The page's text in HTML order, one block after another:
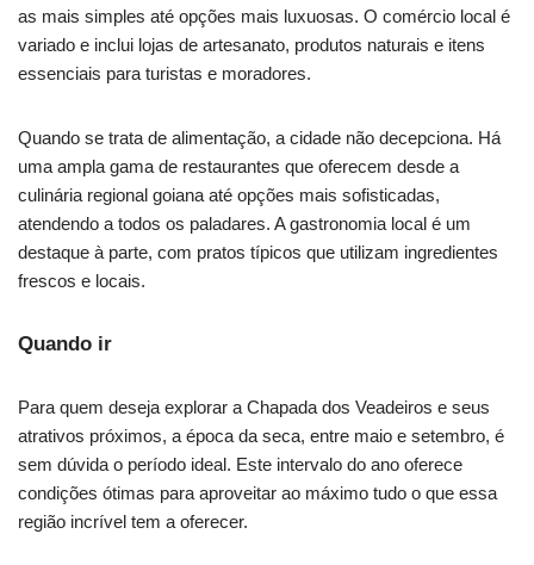
as mais simples até opções mais luxuosas. O comércio local é
variado e inclui lojas de artesanato, produtos naturais e itens
essenciais para turistas e moradores.
Quando se trata de alimentação, a cidade não decepciona. Há
uma ampla gama de restaurantes que oferecem desde a
culinária regional goiana até opções mais sofisticadas,
atendendo a todos os paladares. A gastronomia local é um
destaque à parte, com pratos típicos que utilizam ingredientes
frescos e locais.
Quando ir
Para quem deseja explorar a Chapada dos Veadeiros e seus
atrativos próximos, a época da seca, entre maio e setembro, é
sem dúvida o período ideal. Este intervalo do ano oferece
condições ótimas para aproveitar ao máximo tudo o que essa
região incrível tem a oferecer.